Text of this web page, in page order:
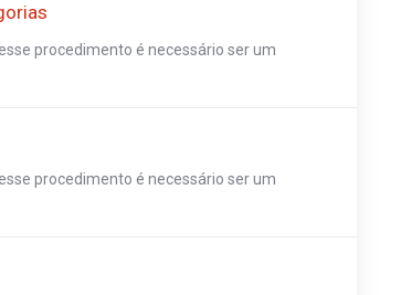
procedimento é necessário ser um
procedimento é necessário ser um